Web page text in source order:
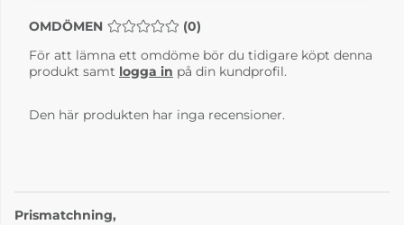
Luxembourg Deep
OMDÖMEN MEDELBETYG 0 AV 5 ANTAL BETYG 0
(0)
För att lämna ett omdöme bör du tidigare köpt denna
produkt samt logga in på din kundprofil.
Den här produkten har inga recensioner.
Prismatchning,